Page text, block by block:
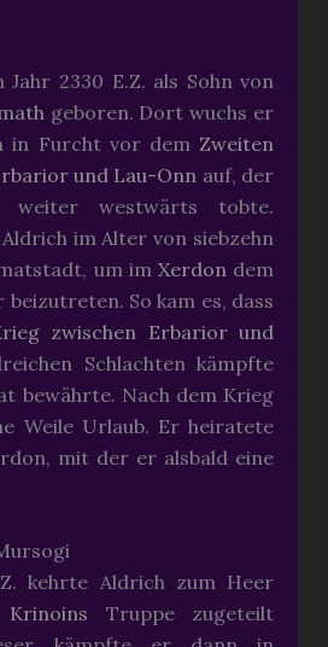
2330 E.Z. als Sohn von
geboren. Dort wuchs er
in Furcht vor dem Zweiten
und Lau-Onn auf, der
westwärts tobte.
im Alter von siebzehn
um imXerdon dem
beizutreten. So kam es, dass
zwischen Erbarior und
Schlachten kämpfte
bewährte. Nach dem Krieg
Weile Urlaub. Er heiratete
mit der er alsbald eine
kehrte Aldrich zum Heer
Krinoins Truppe zugeteilt